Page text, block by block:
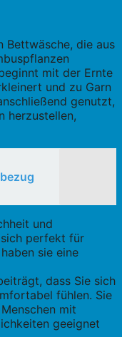
Bettwäsche, die aus
mit der Ernte
und zu Garn
genutzt,
herzustellen,
und
perfekt für
sie eine
dass Sie sich
fühlen. Sie
mit
geeignet